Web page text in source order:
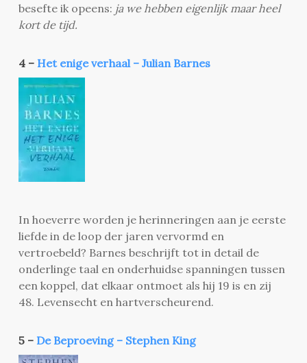
besefte ik opeens: ja we hebben eigenlijk maar heel
kort de tijd.
4 – Het enige verhaal – Julian Barnes
In hoeverre worden je herinneringen aan je eerste
liefde in de loop der jaren vervormd en
vertroebeld? Barnes beschrijft tot in detail de
onderlinge taal en onderhuidse spanningen tussen
een koppel, dat elkaar ontmoet als hij 19 is en zij
48. Levensecht en hartverscheurend.
5 – De Beproeving – Stephen King